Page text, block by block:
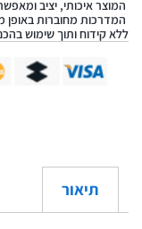
המוצר איכותי, יציב
המדרכות מחוברות באופן
ללא קידוח ותוך שימוש
תיאור